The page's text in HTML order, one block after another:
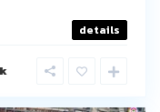
details